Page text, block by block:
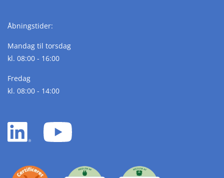
Åbningstider:
Mandag til torsdag
kl. 08:00 - 16:00
Fredag
kl. 08:00 - 14:00
LinkedIn
white
YouTube
white